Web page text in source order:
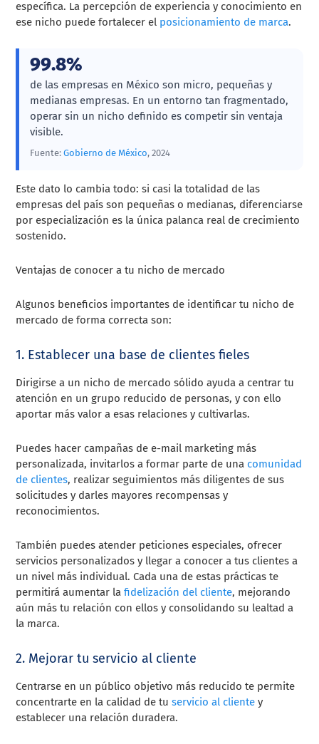
específica. La percepción de experiencia y conocimiento en
ese nicho puede fortalecer el posicionamiento de marca.
99.8%
de las empresas en México son micro, pequeñas y
medianas empresas. En un entorno tan fragmentado,
operar sin un nicho definido es competir sin ventaja
visible.
Fuente:Gobierno de México, 2024
Este dato lo cambia todo: si casi la totalidad de las
empresas del país son pequeñas o medianas, diferenciarse
por especialización es la única palanca real de crecimiento
sostenido.
Ventajas de conocer a tu nicho de mercado
Algunos beneficios importantes de identificar tu nicho de
mercado de forma correcta son:
1. Establecer una base de clientes fieles
Dirigirse a un nicho de mercado sólido ayuda a centrar tu
atención en un grupo reducido de personas, y con ello
aportar más valor a esas relaciones y cultivarlas.
Puedes hacer campañas de e-mail marketing más
personalizada, invitarlos a formar parte de una comunidad
de clientes, realizar seguimientos más diligentes de sus
solicitudes y darles mayores recompensas y
reconocimientos.
También puedes atender peticiones especiales, ofrecer
servicios personalizados y llegar a conocer a tus clientes a
un nivel más individual. Cada una de estas prácticas te
permitirá aumentar lafidelización del cliente, mejorando
aún más tu relación con ellos y consolidando su lealtad a
la marca.
2. Mejorar tu servicio al cliente
Centrarse en un público objetivo más reducido te permite
concentrarte en la calidad de tuservicio al cliente y
establecer una relación duradera.